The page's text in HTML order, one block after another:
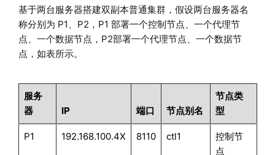
基于两台服务器搭建双副本普通集群，假设两台服务器名
称分别为 P1、P2，P1 部署一个控制节点、一个代理节
点、一个数据节点，P2部署一个代理节点、一个数据节
点，如表所示。
服务
器
IP 端口 节点别名
节点类
型
P1 192.168.100.4X 8110 ctl1
控制节
点